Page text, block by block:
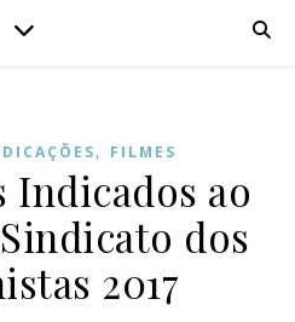
, FILMES
Indicados ao
dos
2017